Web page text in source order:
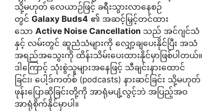
သို့မဟုတ် လေယာဉ်ဖြင့် ခရီးသွားလာနေစဉ်
တွင် Galaxy Buds4 ၏ အဆင့်မြှင့်တင်ထား
သော Active Noise Cancellation သည် အင်ဂျင်သံ
နှင့် လမ်းတွင် ဆူညံသံများကို လျှော့ချပေးနိုင်ပြီး အသံ
အရည်အသွေးကို ထိန်းသိမ်းပေးထားနိုင်မှာဖြစ်ပါတယ်။
ဒါကြောင့် သုံးစွဲသူများအနေဖြင့် သီချင်းနားထောင်
ခြင်း၊ ပေါ့ဒ်ကတ်စ် (podcasts) နားဆင်ခြင်း သို့မဟုတ်
ဖုန်းပြောဆိုခြင်းတို့ကို အာရုံမပျံ့လွင့်ဘဲ အပြည့်အဝ
အာရုံစိုက်နိုင်မှာပါ။